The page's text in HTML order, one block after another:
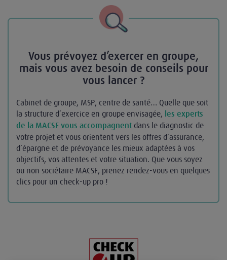
Vous prévoyez d’exercer en groupe,
mais vous avez besoin de conseils pour
vous lancer ?
Cabinet de groupe, MSP, centre de santé… Quelle que soit
la structure d’exercice en groupe envisagée, les experts
de la MACSF vous accompagnent dans le diagnostic de
votre projet et vous orientent vers les offres d’assurance,
d’épargne et de prévoyance les mieux adaptées à vos
objectifs, vos attentes et votre situation. Que vous soyez
ou non sociétaire MACSF, prenez rendez-vous en quelques
clics pour un check-up pro !